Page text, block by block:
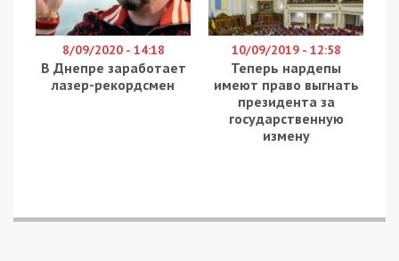
8/09/2020 - 14:18
В Днепре заработает
лазер-рекордсмен
10/09/2019 - 12:58
Теперь нардепы
имеют право выгнать
президента за
государственную
измену